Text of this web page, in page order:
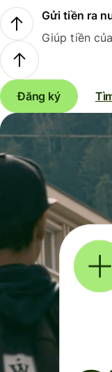
Gửi tiền ra
Giúp tiền
Đăng ký